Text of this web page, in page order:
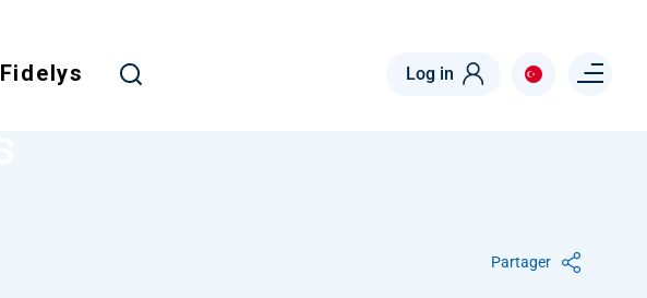
Fidelys Log in Menu right
Partager